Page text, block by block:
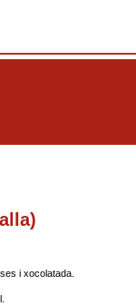
i xocolatada.